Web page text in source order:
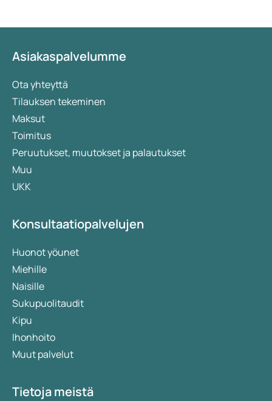
muihin hoitomuotoihin? Tässä artikkelissa
tähän mennessä saatuja tutkimustuloksia.
Asiakaspalvelumme
Ota yhteyttä
Tilauksen tekeminen
Maksut
Toimitus
Peruutukset, muutokset ja palautukset
Muu
UKK
Konsultaatiopalvelujen
Huonot yöunet
Miehille
Naisille
Sukupuolitaudit
Kipu
Ihonhoito
Muut palvelut
Tietoja meistä